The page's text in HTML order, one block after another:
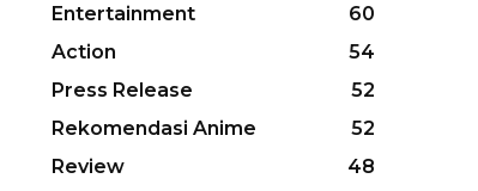
Entertainment
60
Action
54
Press Release
52
Rekomendasi Anime
52
Review
48